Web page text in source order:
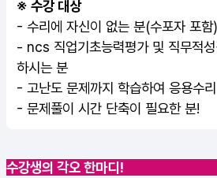
※ 수강 대상
- 수리에 자신이 없는 분(수포자 포함)
- ncs 직업기초능력평가및 직무적
하시는 분
- 고난도 문제까지 학습하여 응용수
- 문제풀이 시간 단축이 필요한 분!
수강생의 각오 한마디!